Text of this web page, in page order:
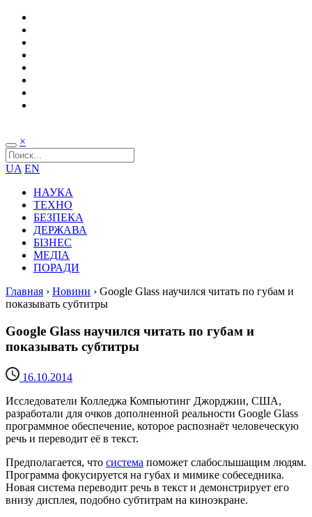
×
UA EN
НАУКА
ТЕХНО
БЕЗПЕКА
ДЕРЖАВА
БІЗНЕС
МЕДІА
ПОРАДИ
Главная › Новини › Google Glass научился читать по губам и
показывать субтитры
Google Glass научился читать по губам и
показывать субтитры
16.10.2014
Исследователи Колледжа Компьютинг Джорджии, США,
разработали для очков дополненной реальности Google Glass
программное обеспечение, которое распознаёт человеческую
речь и переводит её в текст.
Предполагается, что система поможет слабослышащим людям.
Программа фокусируется на губах и мимике собеседника.
Новая система переводит речь в текст и демонстрирует его
внизу дисплея, подобно субтитрам на киноэкране.